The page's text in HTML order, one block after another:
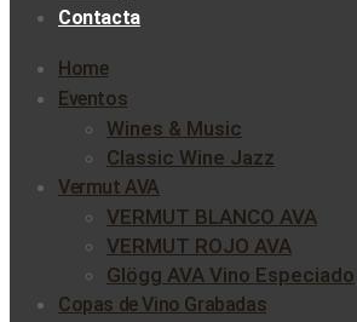
Contacta
Home
Eventos
Wines & Music
Classic Wine Jazz
Vermut AVA
VERMUT BLANCO AVA
VERMUT ROJO AVA
Glögg AVA Vino Especiado
Copas de Vino Grabadas